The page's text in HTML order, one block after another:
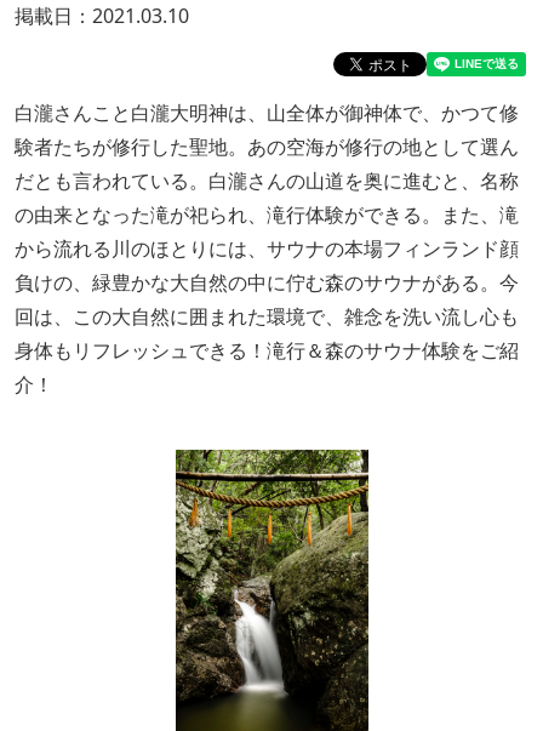
掲載日：2021.03.10
白瀧さんこと白瀧大明神は、山全体が御神体で、かつて修
験者たちが修行した聖地。あの空海が修行の地として選ん
だとも言われている。白瀧さんの山道を奥に進むと、名称
の由来となった滝が祀られ、滝行体験ができる。また、滝
から流れる川のほとりには、サウナの本場フィンランド顔
負けの、緑豊かな大自然の中に佇む森のサウナがある。今
回は、この大自然に囲まれた環境で、雑念を洗い流し心も
身体もリフレッシュできる！滝行＆森のサウナ体験をご紹
介！